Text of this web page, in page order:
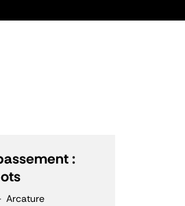
:
Arcature